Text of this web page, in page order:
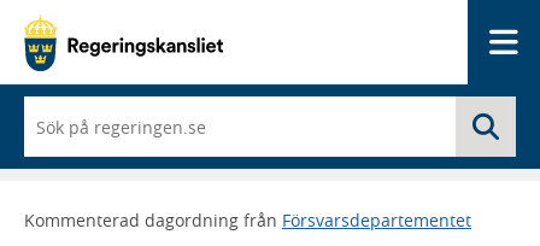
du
börjar
skriva
framträder
Kommenterad dagordning från Försvarsdepartementet